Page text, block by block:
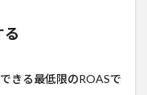
る
きる最低限のROASで